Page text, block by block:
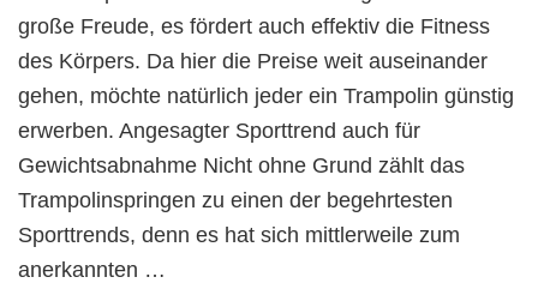
große Freude, es fördert auch effektiv die Fitness
des Körpers. Da hier die Preise weit auseinander
gehen, möchte natürlich jeder ein Trampolin günstig
erwerben. Angesagter Sporttrend auch für
Gewichtsabnahme Nicht ohne Grund zählt das
Trampolinspringen zu einen der begehrtesten
Sporttrends, denn es hat sich mittlerweile zum
anerkannten …